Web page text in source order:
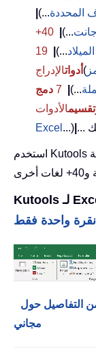
المحددة...)
...)
40+
...)
19
أدواتالإدراج (
...)
7 دمج
الأدوات
Excel ...)
استخدم Kutools باللغة التي تفضلها – يدعم الإنجليزية
مجاني